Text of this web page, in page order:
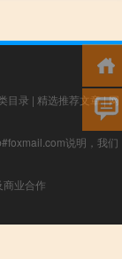
目录 | 精选推荐文章|网
说明，我们
业合作